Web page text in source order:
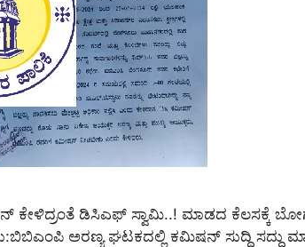
ಕೇಳಿದ್ರಂತೆ ಡಿಸಿಎಫ್‌ ಸ್ವಾಮಿ..! ಮಾಡದ ಕೆಲಸಕ್ಕೆ
ಅರಣ್ಯ ಘಟಕದಲ್ಲಿ ಕಮಿಷನ್‌ ಸುದ್ದಿ ಸದ್ದು